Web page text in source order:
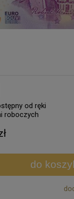
od ręki
roboczych
do